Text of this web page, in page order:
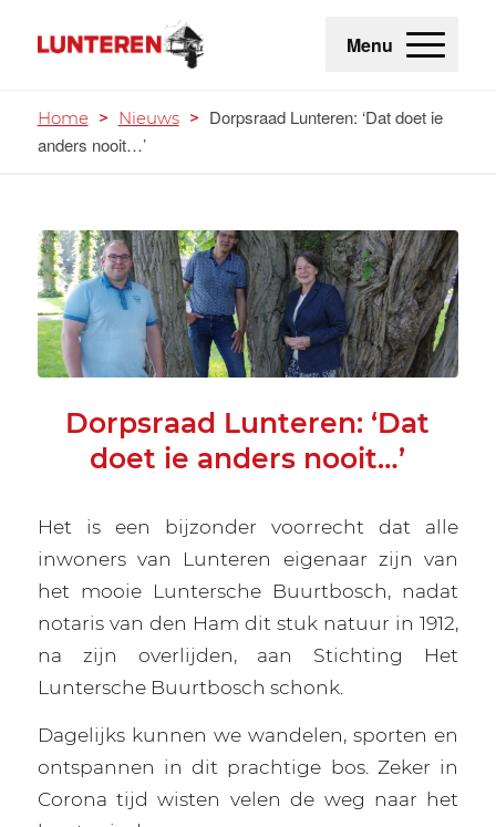
Menu
Home > Nieuws > Dorpsraad Lunteren: ‘Dat doet ie
anders nooit…’
Dorpsraad Lunteren: ‘Dat
doet ie anders nooit…’
Het is een bijzonder voorrecht dat alle
inwoners van Lunteren eigenaar zijn van
het mooie Luntersche Buurtbosch, nadat
notaris van den Ham dit stuk natuur in 1912,
na zijn overlijden, aan Stichting Het
Luntersche Buurtbosch schonk.
Dagelijks kunnen we wandelen, sporten en
ontspannen in dit prachtige bos. Zeker in
Corona tijd wisten velen de weg naar het